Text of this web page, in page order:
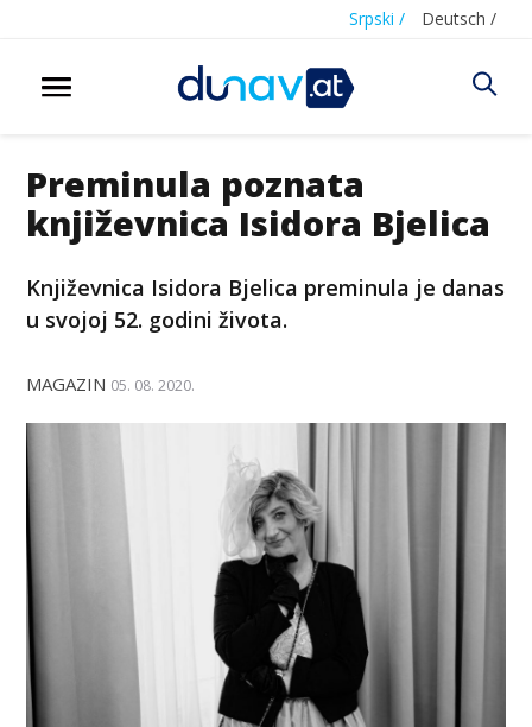
Srpski / Deutsch /
Preminula poznata
književnica Isidora Bjelica
Književnica Isidora Bjelica preminula je danas
u svojoj 52. godini života.
MAGAZIN 05. 08. 2020.